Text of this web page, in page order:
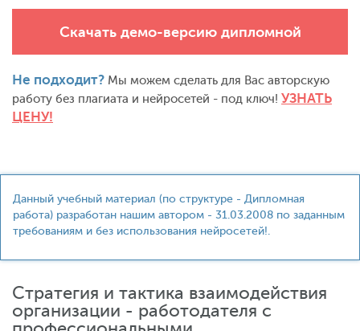
Скачать демо-версию дипломной
Не подходит? Мы можем сделать для Вас авторскую
работу без плагиата и нейросетей - под ключ! УЗНАТЬ
ЦЕНУ!
Данный учебный материал (по структуре - Дипломная
работа) разработан нашим автором - 31.03.2008 по заданным
требованиям и без использования нейросетей!.
Стратегия и тактика взаимодействия
организации - работодателя с